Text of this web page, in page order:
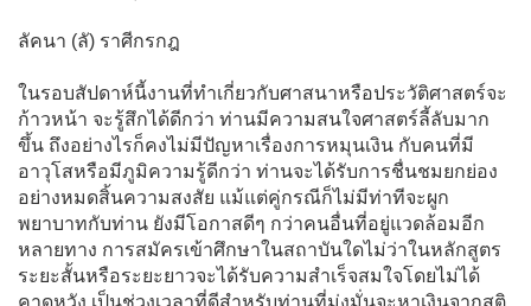
ลัคนา (ลั) ราศีกรกฎ
ในรอบสัปดาห์นี้งานที่ทำเกี่ยวกับศาสนาหรือประวัติศาสตร์จะ
ก้าวหน้า จะรู้สึกได้ดีกว่า ท่านมีความสนใจศาสตร์ลี้ลับมาก
ขึ้น ถึงอย่างไรก็คงไม่มีปัญหาเรื่องการหมุนเงิน กับคนที่มี
อาวุโสหรือมีภูมิความรู้ดีกว่า ท่านจะได้รับการชื่นชมยกย่อง
อย่างหมดสิ้นความสงสัย แม้แต่คู่กรณีก็ไม่มีท่าทีจะผูก
พยาบาทกับท่าน ยังมีโอกาสดีๆ กว่าคนอื่นที่อยู่แวดล้อมอีก
หลายทาง การสมัครเข้าศึกษาในสถาบันใดไม่ว่าในหลักสูตร
ระยะสั้นหรือระยะยาวจะได้รับความสำเร็จสมใจโดยไม่ได้
คาดหวัง เป็นช่วงเวลาที่ดีสำหรับท่านที่มุ่งมั่นจะหาเงินจากสติ